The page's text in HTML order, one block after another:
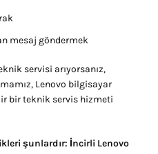
mesaj göndermek
servisi arıyorsanız,
Lenovo bilgisayar
bir teknik servis hizmeti
şunlardır: İncirli Lenovo